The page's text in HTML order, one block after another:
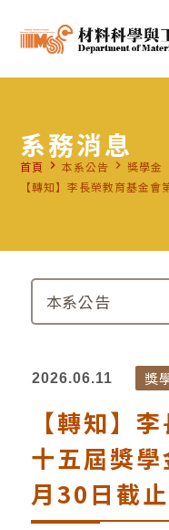
系務消息
首頁 navigate_next 本系公告 navigate_next 獎學金
【轉知】李長榮教育基金
本系公告
2026.06.11 獎
【轉知】
十五屆獎
月30日截止